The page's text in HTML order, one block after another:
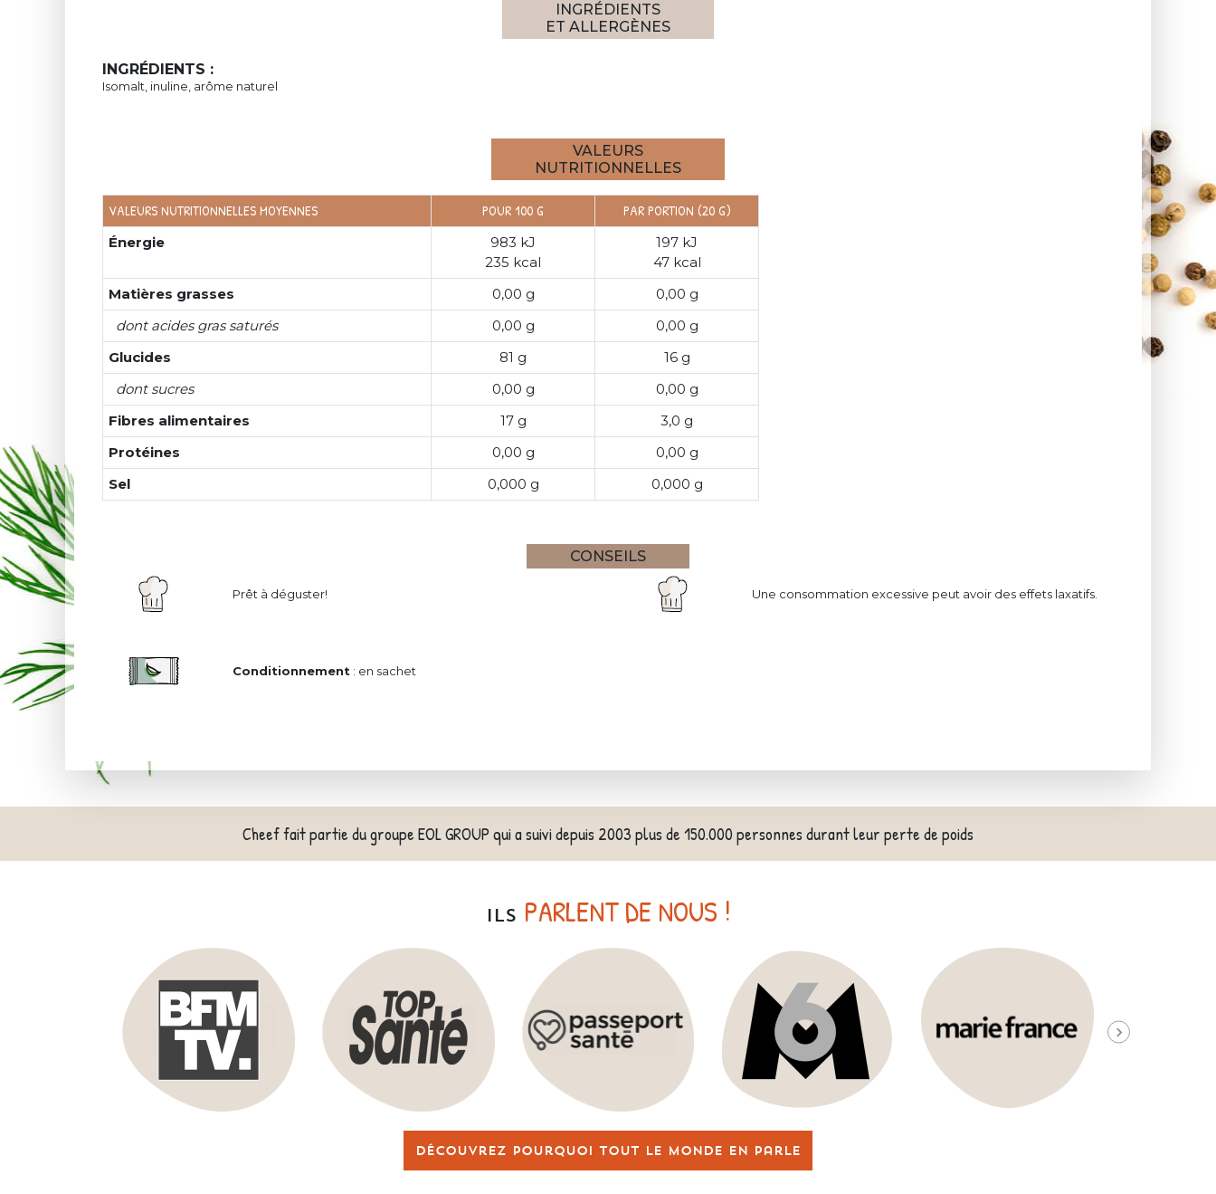
INGRÉDIENTS
ET ALLERGÈNES
INGRÉDIENTS :
Isomalt, inuline, arôme naturel
VALEURS
NUTRITIONNELLES
VALEURS NUTRITIONNELLES MOYENNES POUR 100 G PAR PORTION (20 G)
Énergie
983 kJ
235 kcal
197 kJ
47 kcal
Matières grasses
0,00 g
0,00 g
dont acides gras saturés
0,00 g
0,00 g
Glucides
81 g
16 g
dont sucres
0,00 g
0,00 g
Fibres alimentaires
17 g
3,0 g
Protéines
0,00 g
0,00 g
Sel
0,000 g 0,000 g
CONSEILS
Prêt à déguster! Une consommation excessive peut avoir des effets laxatifs.
Conditionnement : en sachet
Cheef fait partie du groupe EOL GROUP qui a suivi depuis 2003 plus de 150.000 personnes durant leur perte de poids
ILS PARLENT DE NOUS !
Découvrez pourquoi tout le monde en parle